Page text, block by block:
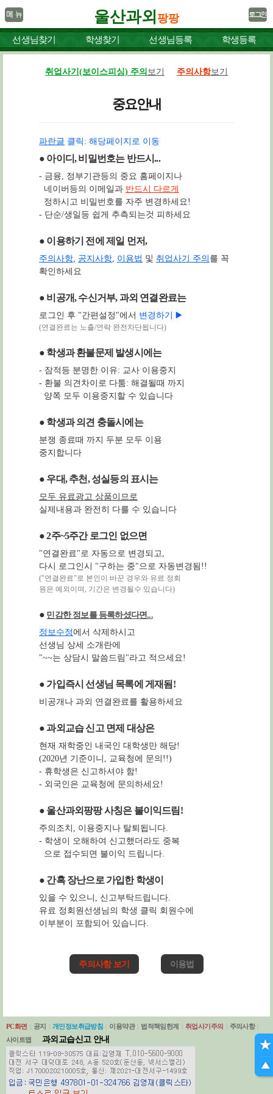
울산과외 팡팡
선생님찾기 학생찾기 선생님등록 학생등록
취업사기(보이스피싱) 주의 보기 주의사항보기
중요안내
파란글 클릭: 해당페이지로 이동
● 아이디, 비밀번호는 반드시...
- 금융, 정부기관등의 중요 홈페이지나
네이버등의 이메일과 반드시 다르게
정하시고 비밀번호를 자주 변경하세요!
- 단순/생일등 쉽게 추측되는것 피하세요
● 이용하기 전에 제일 먼저,
주의사항, 공지사항, 이용법 및 취업사기 주의 를 꼭
확인하세요
● 비공개, 수신거부, 과외 연결완료는
로그인 후 "간편설정"에서 변경하기 ▶️
(연결완료는 노출/연락 완전차단됩니다)
● 학생과 환불문제 발생시에는
- 잠적등 분명한 이유: 교사 이용중지
- 환불 의견차이로 다툼: 해결될때 까지
양쪽 모두 이용중지할 수 있습니다
● 학생과 의견 충돌시에는
분쟁 종료때 까지 두분 모두 이용
중지합니다
● 우대, 추천, 성실등의 표시는
모두 유료광고 상품이므로
실제내용과 완전히 다를 수 있습니다
● 2주~5주간 로그인 없으면
"연결완료"로 자동으로 변경되고,
다시 로그인시 "구하는 중"으로 자동변경됨!!
("연결완료"로 본인이 바꾼 경우와 유료 정회
원은 예외이며, 기간은 변경될수 있습니다)
● 민감한 정보를 등록하셨다면...
정보수정에서 삭제하시고
선생님 상세 소개란에
"~~는 상담시 말씀드림"라고 적으세요!
● 가입즉시 선생님 목록에 게재됨!
비공개나 과외 연결완료를 활용하세요
● 과외교습 신고 면제 대상은
현재 재학중인 내국인 대학생만 해당!
(2020년 기준이니, 교육청에 문의!!)
- 휴학생은 신고하셔야 함!
- 외국인은 교육청에 문의하세요!
● 울산과외팡팡 사칭은 불이익드림!
주의조치, 이용중지나 탈퇴됩니다.
- 학생이 오해하여 신고했더라도 중복
으로 접수되면 불이익 드립니다.
● 간혹 장난으로 가입한 학생이
있을 수 있으니, 신고부탁드립니다.
유료 정회원선생님의 학생 클릭 회원수에
이부분이 포함되어 있습니다.
주의사항 보기 이용법
PC화면 공지 개인정보취급방침 이용약관 법적책임한계 취업사기주의 주의사항
사이트맵
과외교습신고 안내